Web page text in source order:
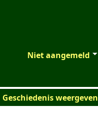
Niet aangemeld
Geschiedenis weergeven